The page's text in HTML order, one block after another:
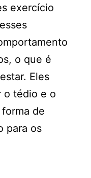
exercício
o que é
Eles
o tédio e o
de
para os